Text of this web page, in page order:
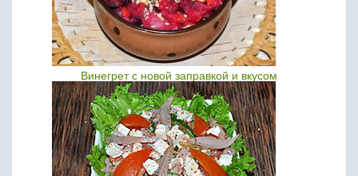
Винегрет с новой заправкой и вкусом